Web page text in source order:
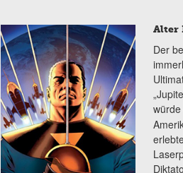
Alter
Der